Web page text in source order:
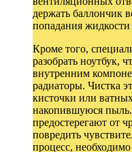
держать баллончик
попадания
Кроме того,
разобрать ноутбук,
внутренним
радиаторы. Чистка
кисточки или
накопившуюся
предостерегают от
повредить
процесс,